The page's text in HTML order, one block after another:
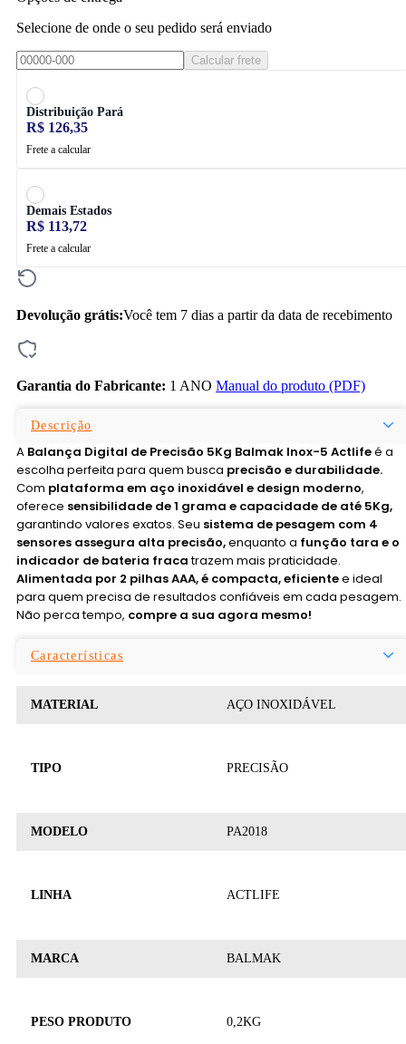
Selecione de onde o seu pedido será enviado
Calcular frete
Distribuição Pará
R$ 126,35
Frete a calcular
Demais Estados
R$ 113,72
Frete a calcular
Devolução grátis:Você tem 7 dias a partir da data de recebimento
Garantia do Fabricante: 1 ANO Manual do produto (PDF)
Descrição
A Balança Digital de Precisão 5Kg Balmak Inox-5 Actlifeé a
escolha perfeita para quem busca precisão e durabilidade.
Com plataforma em aço inoxidável e design moderno,
oferece sensibilidade de 1 grama e capacidade de até 5Kg,
garantindo valores exatos. Seu sistema de pesagem com 4
sensores assegura alta precisão,enquanto a função tara e o
indicador de bateria fracatrazem mais praticidade.
Alimentada por 2 pilhas AAA, é compacta, eficientee ideal
para quem precisa de resultados confiáveis em cada pesagem.
Não perca tempo, compre a sua agora mesmo!
Características
MATERIAL AÇO INOXIDÁVEL
TIPO PRECISÃO
MODELO PA2018
LINHA ACTLIFE
MARCA BALMAK
PESO PRODUTO 0,2KG